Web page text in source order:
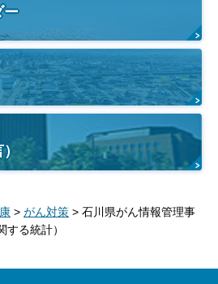
ー
> がん対策 > 石川県がん情報管理事
る統計）